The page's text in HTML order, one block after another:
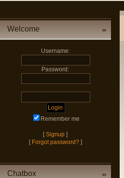
Welcome
Username:
Password:
Remember me
[Signup ]
[ Forgot password? ]
Chatbox